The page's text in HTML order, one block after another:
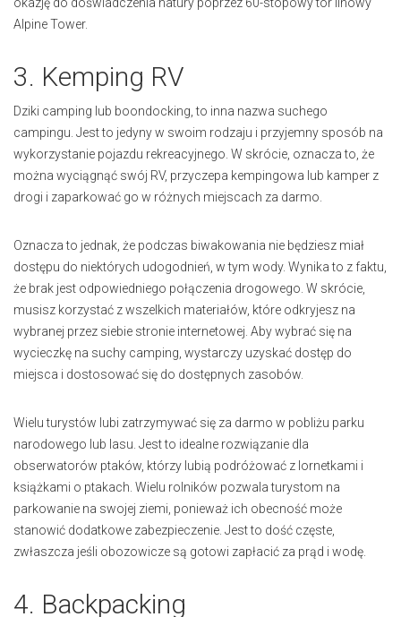
Alpine Tower.
3. Kemping RV
Dziki camping lub boondocking, to inna nazwa suchego
campingu. Jest to jedyny w swoim rodzaju i przyjemny sposób na
wykorzystanie pojazdu rekreacyjnego. W skrócie, oznacza to, że
można wyciągnąć swój RV, przyczepa kempingowa lub kamper z
drogi i zaparkować go w różnych miejscach za darmo.
Oznacza to jednak, że podczas biwakowania nie będziesz miał
dostępu do niektórych udogodnień, w tym wody. Wynika to z faktu,
że brak jest odpowiedniego połączenia drogowego. W skrócie,
musisz korzystać z wszelkich materiałów, które odkryjesz na
wybranej przez siebie stronie internetowej. Aby wybrać się na
wycieczkę na suchy camping, wystarczy uzyskać dostęp do
miejsca i dostosować się do dostępnych zasobów.
Wielu turystów lubi zatrzymywać się za darmo w pobliżu parku
narodowego lub lasu. Jest to idealne rozwiązanie dla
obserwatorów ptaków, którzy lubią podróżować z lornetkami i
książkami o ptakach. Wielu rolników pozwala turystom na
parkowanie na swojej ziemi, ponieważ ich obecność może
stanowić dodatkowe zabezpieczenie. Jest to dość częste,
zwłaszcza jeśli obozowicze są gotowi zapłacić za prąd i wodę.
4. Backpacking